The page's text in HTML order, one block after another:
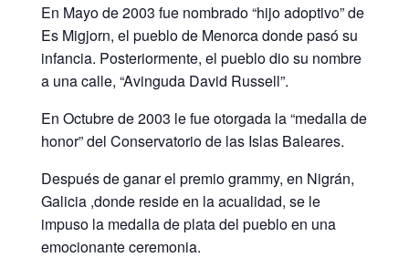
En Mayo de 2003 fue nombrado “hijo adoptivo” de
Es Migjorn, el pueblo de Menorca donde pasó su
infancia. Posteriormente, el pueblo dio su nombre
a una calle, “Avinguda David Russell”.
En Octubre de 2003 le fue otorgada la “medalla de
honor” del Conservatorio de las Islas Baleares.
Después de ganar el premio grammy, en Nigrán,
Galicia ,donde reside en la acualidad, se le
impuso la medalla de plata del pueblo en una
emocionante ceremonia.